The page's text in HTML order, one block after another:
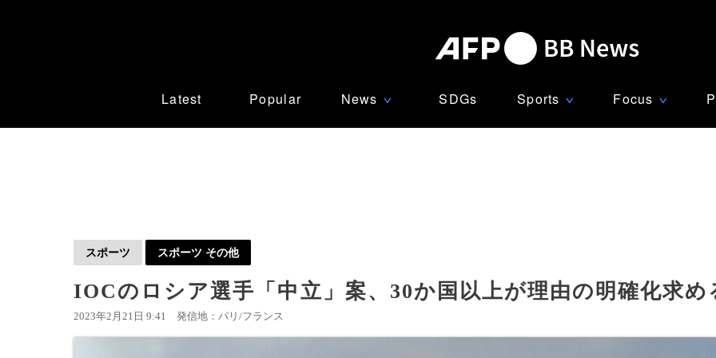
Latest Popular News ∨ SDGs Sports ∨ Focus ∨
スポーツ スポーツ その他
IOCのロシア選手「中立」案、30か国以上が理由の明確化求め
2023年2月21日 9:41 発信地：パリ/フランス